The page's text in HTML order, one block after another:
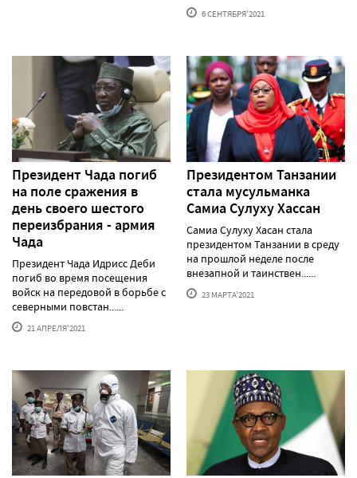
6 СЕНТЯБРЯ'2021
Президент Чада погиб
на поле сражения в
день своего шестого
переизбрания - армия
Чада
Президент Чада Идрисс Деби
погиб во время посещения
войск на передовой в борьбе с
северными повстан......
21 АПРЕЛЯ'2021
Президентом Танзании
стала мусульманка
Самиа Сулуху Хассан
Самиа Сулуху Хасан стала
президентом Танзании в среду
на прошлой неделе после
внезапной и таинствен......
23 МАРТА'2021